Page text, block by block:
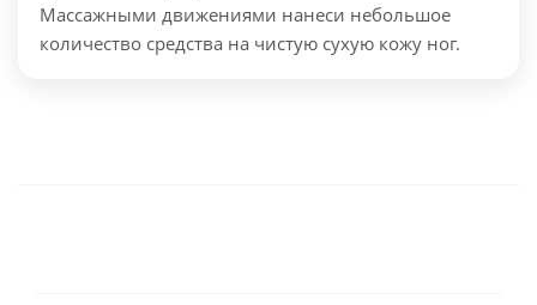
Массажными движениями нанеси небольшое
количество средства на чистую сухую кожу ног.